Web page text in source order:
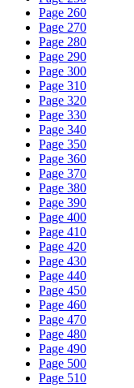
Page 260
Page 270
Page 280
Page 290
Page 300
Page 310
Page 320
Page 330
Page 340
Page 350
Page 360
Page 370
Page 380
Page 390
Page 400
Page 410
Page 420
Page 430
Page 440
Page 450
Page 460
Page 470
Page 480
Page 490
Page 500
Page 510